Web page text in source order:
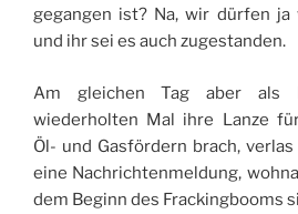
gegangen ist? Na, wir dürfen ja
und ihr sei es auch zugestanden.
Am gleichen Tag aber als
wiederholten Mal ihre Lanze
Öl- und Gasfördern brach,
eine Nachrichtenmeldung,
dem Beginn des Frackingbooms